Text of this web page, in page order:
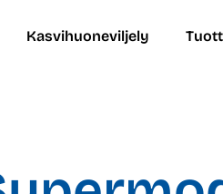
Kasvihuoneviljely